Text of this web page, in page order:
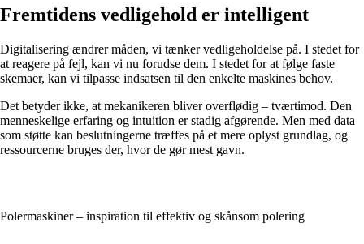
Fremtidens vedligehold er intelligent
Digitalisering ændrer måden, vi tænker vedligeholdelse på. I stedet for
at reagere på fejl, kan vi nu forudse dem. I stedet for at følge faste
skemaer, kan vi tilpasse indsatsen til den enkelte maskines behov.
Det betyder ikke, at mekanikeren bliver overflødig – tværtimod. Den
menneskelige erfaring og intuition er stadig afgørende. Men med data
som støtte kan beslutningerne træffes på et mere oplyst grundlag, og
ressourcerne bruges der, hvor de gør mest gavn.
Polermaskiner – inspiration til effektiv og skånsom polering